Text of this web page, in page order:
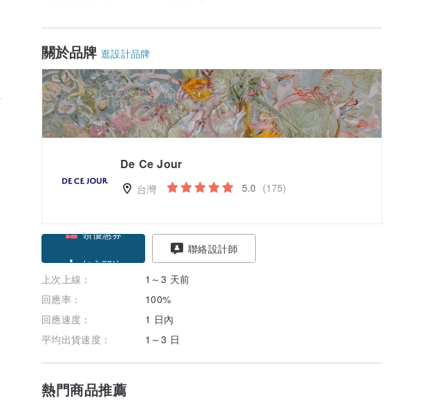
關於品牌 逛設計品牌
De Ce Jour
台灣 5.0 (175)
加入關注
聯絡設計師
上次上線：
1～3 天前
回應率：
100%
回應速度：
1 日內
平均出貨速度：
1～3 日
熱門商品推薦